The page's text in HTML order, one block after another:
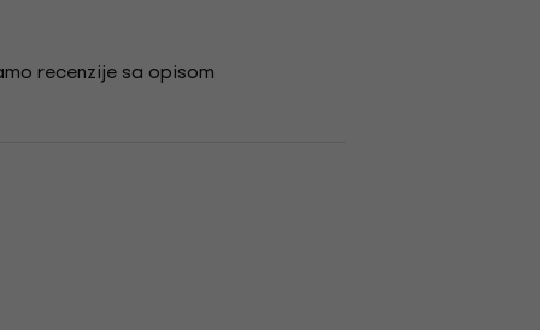
recenzije sa opisom